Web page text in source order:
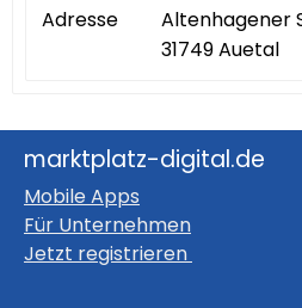
Adresse
Altenhagener
31749 Auetal
marktplatz-digital.de
Mobile Apps
Für Unternehmen
Jetzt registrieren